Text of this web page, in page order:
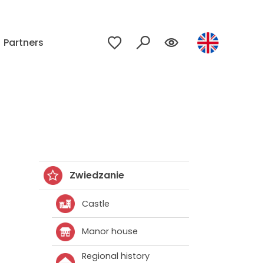
Partners
Zwiedzanie
Castle
Manor house
Regional history